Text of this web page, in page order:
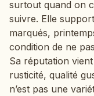
surtout quand on
suivre. Elle
marqués,
condition de ne
Sa réputation
rusticité, qualité
n’est pas une